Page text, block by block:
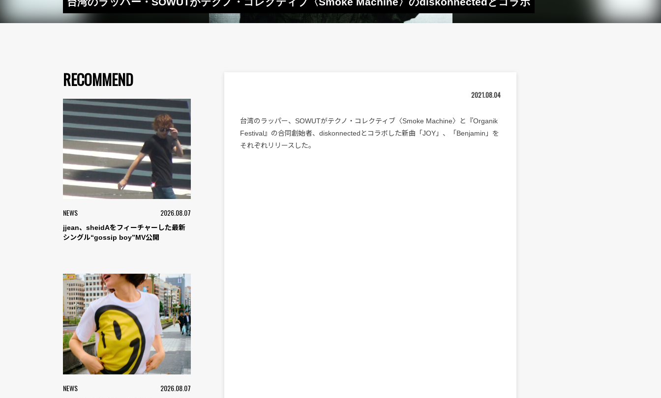
RECOMMEND
NEWS 2026.08.07
jjean、sheidAをフィーチャーした最新
シングル“gossip boy”MV公開
NEWS 2026.08.07
2021.08.04
台湾のラッパー、SOWUTがテクノ・コレクティブ〈Smoke Machine〉と『Organik
Festival』の合同創始者、diskonnectedとコラボした新曲「JOY」、「Benjamin」を
それぞれリリースした。